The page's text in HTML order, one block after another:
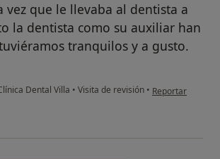
vez que le llevaba al dentista a
la dentista como su auxiliar han
tranquilos y a gusto.
Dental Villa • Visita de revisión • en opinión del
Reportar